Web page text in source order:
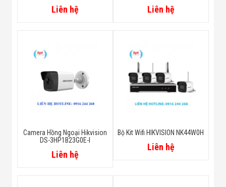
Liên hệ Liên hệ
Camera Hồng Ngoại Hikvision
DS-3HP1B23G0E-I
Liên hệ
Bộ Kit Wifi HIKVISION NK44W0H
Liên hệ